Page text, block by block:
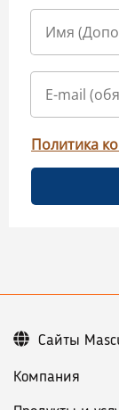
Политика
Компания
Сайты